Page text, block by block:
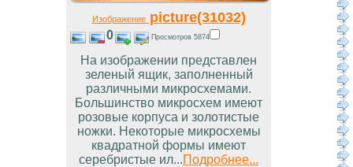
Изображениеpicture(31032)
0 Просмотров 5874
На изображении представлен
зеленый ящик, заполненный
различными микросхемами.
Большинство микросхем имеют
розовые корпуса и золотистые
ножки. Некоторые микросхемы
квадратной формы имеют
серебристые ил...Подробнее...